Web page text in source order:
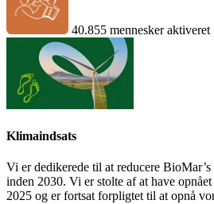
40.855 mennesker aktiveret
Klimaindsats
Vi er dedikerede til at reducere
inden 2030. Vi er stolte af at have
2025 og er fortsat forpligtet til at opnå